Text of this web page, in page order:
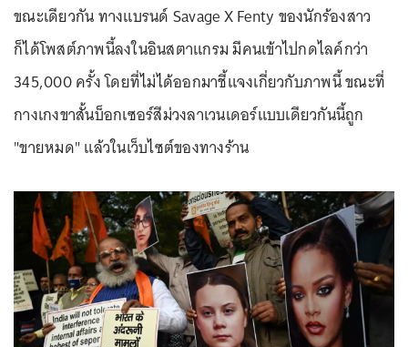
ขณะเดียวกัน ทางแบรนด์ Savage X Fenty ของนักร้องสาว
ก็ได้โพสต์ภาพนี้ลงในอินสตาแกรม มีคนเข้าไปกดไลค์กว่า
345,000 ครั้ง โดยที่ไม่ได้ออกมาชี้แจงเกี่ยวกับภาพนี้ ขณะที่
กางเกงขาสั้นบ็อกเซอร์สีม่วงลาเวนเดอร์แบบเดียวกันนี้ถูก
"ขายหมด" แล้วในเว็บไซต์ของทางร้าน